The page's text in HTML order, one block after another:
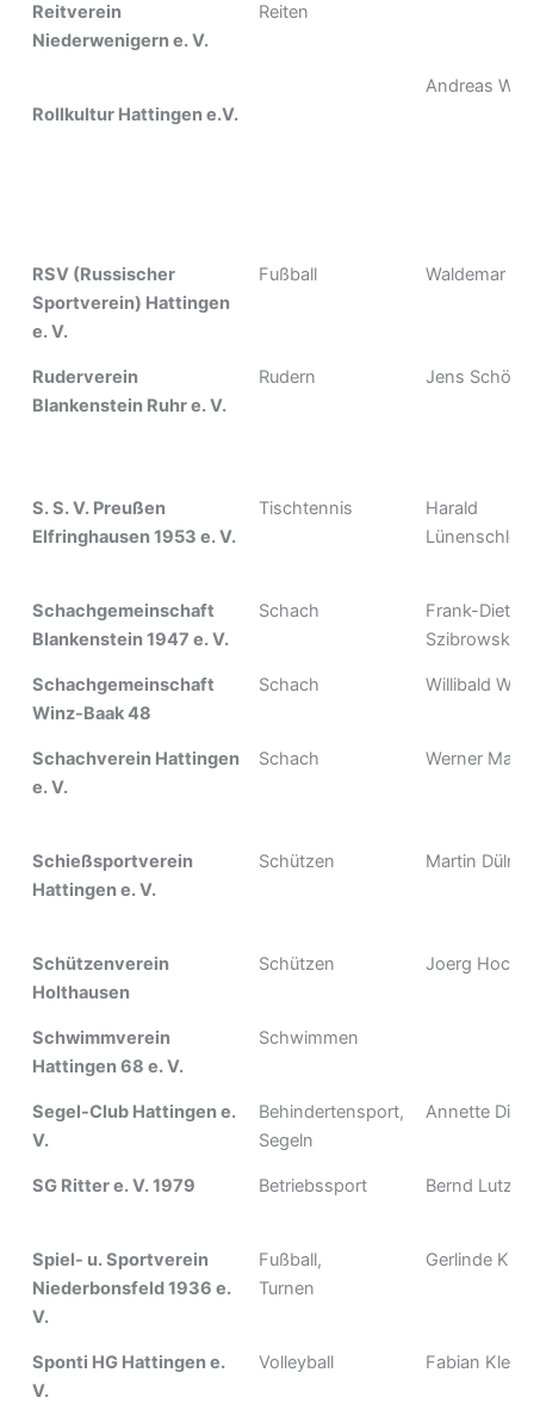
Reitverein
Niederwenigern e. V.
Reiten
Rollkultur Hattingen e.V.
Andreas
RSV (Russischer
Sportverein) Hattingen
e. V.
Fußball Waldemar
Ruderverein
Blankenstein Ruhr e. V.
Rudern Jens
S. S. V. Preußen
Elfringhausen 1953 e. V.
Tischtennis
Harald
Lünenschloß
Schachgemeinschaft
Blankenstein 1947 e. V.
Schach
Frank-Dieter
Szibrowski
Schachgemeinschaft
Winz-Baak 48
Schach Willibald
Schachverein Hattingen
e. V.
Schach Werner
Schießsportverein
Hattingen e. V.
Schützen Martin Dülme
Schützenverein
Holthausen
Schützen Joerg
Schwimmverein
Hattingen 68 e. V.
Schwimmen
Segel-Club Hattingen e.
V.
Behindertensport,
Segeln
Annette Diehl
SG Ritter e. V. 1979 Betriebssport Bernd Lutz
Spiel- u. Sportverein
Niederbonsfeld 1936 e.
V.
Fußball,
Turnen
Gerlinde
Sponti HG Hattingen e.
V.
Volleyball Fabian Klemt